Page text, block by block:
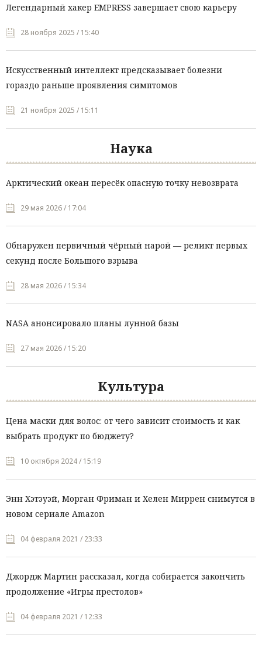
Легендарный хакер EMPRESS завершает свою карьеру
28 ноября 2025 / 15:40
Искусственный интеллект предсказывает болезни
гораздо раньше проявления симптомов
21 ноября 2025 / 15:11
Наука
Арктический океан пересёк опасную точку невозврата
29 мая 2026 / 17:04
Обнаружен первичный чёрный нарой — реликт первых
секунд после Большого взрыва
28 мая 2026 / 15:34
NASA анонсировало планы лунной базы
27 мая 2026 / 15:20
Культура
Цена маски для волос: от чего зависит стоимость и как
выбрать продукт по бюджету?
10 октября 2024 / 15:19
Энн Хэтэуэй, Морган Фриман и Хелен Миррен снимутся в
новом сериале Amazon
04 февраля 2021 / 23:33
Джордж Мартин рассказал, когда собирается закончить
продолжение «Игры престолов»
04 февраля 2021 / 12:33